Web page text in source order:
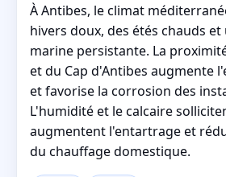
À Antibes, le climat
hivers doux, des étés chauds
marine persistante. La
et du Cap d'Antibes augmente
et favorise la corrosion des
L'humidité et le calcaire
augmentent l'entartrage et
du chauffage domestique.